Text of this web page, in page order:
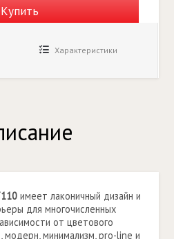
Купить
Характеристики
имеет лаконичный дизайн и
для многочисленных
от цветового
модерн, минимализм, pro-line и